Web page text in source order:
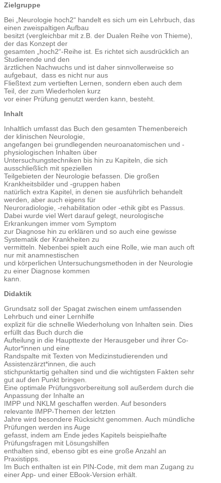
Zielgruppe
Bei „Neurologie hoch2“ handelt es sich um ein Lehrbuch, das
einen zweispaltigen Aufbau
besitzt (vergleichbar mit z.B. der Dualen Reihe von Thieme),
der das Konzept der
gesamten „hoch2“-Reihe ist. Es richtet sich ausdrücklich an
Studierende und den
ärztlichen Nachwuchs und ist daher sinnvollerweise so
aufgebaut, dass es nicht nur aus
Fließtext zum vertieften Lernen, sondern eben auch dem
Teil, der zum Wiederholen kurz
vor einer Prüfung genutzt werden kann, besteht.
Inhalt
Inhaltlich umfasst das Buch den gesamten Themenbereich
der klinischen Neurologie,
angefangen bei grundlegenden neuroanatomischen und -
physiologischen Inhalten über
Untersuchungstechniken bis hin zu Kapiteln, die sich
ausschließlich mit speziellen
Teilgebieten der Neurologie befassen. Die großen
Krankheitsbilder und -gruppen haben
natürlich extra Kapitel, in denen sie ausführlich behandelt
werden, aber auch eigens für
Neuroradiologie, -rehabilitation oder -ethik gibt es Passus.
Dabei wurde viel Wert darauf gelegt, neurologische
Erkrankungen immer vom Symptom
zur Diagnose hin zu erklären und so auch eine gewisse
Systematik der Krankheiten zu
vermitteln. Nebenbei spielt auch eine Rolle, wie man auch oft
nur mit anamnestischen
und körperlichen Untersuchungsmethoden in der Neurologie
zu einer Diagnose kommen
kann.
Didaktik
Grundsatz soll der Spagat zwischen einem umfassenden
Lehrbuch und einer Lernhilfe
explizit für die schnelle Wiederholung von Inhalten sein. Dies
erfüllt das Buch durch die
Aufteilung in die Haupttexte der Herausgeber und ihrer Co-
Autor*innen und eine
Randspalte mit Texten von Medizinstudierenden und
Assistenzärzt*innen, die auch
stichpunktartig gehalten sind und die wichtigsten Fakten sehr
gut auf den Punkt bringen.
Eine optimale Prüfungsvorbereitung soll außerdem durch die
Anpassung der Inhalte an
IMPP und NKLM geschaffen werden. Auf besonders
relevante IMPP-Themen der letzten
Jahre wird besondere Rücksicht genommen. Auch mündliche
Prüfungen werden ins Auge
gefasst, indem am Ende jedes Kapitels beispielhafte
Prüfungsfragen mit Lösungshilfen
enthalten sind, ebenso gibt es eine große Anzahl an
Praxistipps.
Im Buch enthalten ist ein PIN-Code, mit dem man Zugang zu
einer App- und einer EBook-Version erhält.